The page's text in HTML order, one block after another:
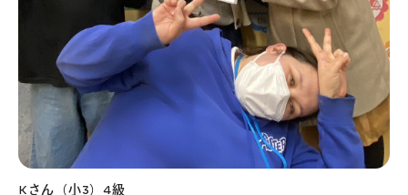
Kさん（小3）4級